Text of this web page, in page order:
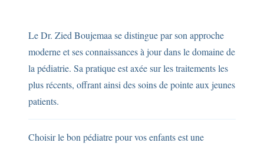
Le Dr. Zied Boujemaa se distingue par son approche
moderne et ses connaissances à jour dans le domaine de
la pédiatrie. Sa pratique est axée sur les traitements les
plus récents, offrant ainsi des soins de pointe aux jeunes
patients.
Choisir le bon pédiatre pour vos enfants est une